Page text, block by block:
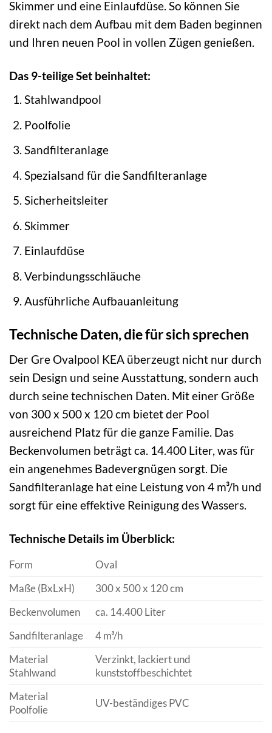
Skimmer und eine Einlaufdüse. So können Sie
direkt nach dem Aufbau mit dem Baden beginnen
und Ihren neuen Pool in vollen Zügen genießen.
Das 9-teilige Set beinhaltet:
Stahlwandpool
Poolfolie
Sandfilteranlage
Spezialsand für die Sandfilteranlage
Sicherheitsleiter
Skimmer
Einlaufdüse
Verbindungsschläuche
Ausführliche Aufbauanleitung
Technische Daten, die für sich sprechen
Der Gre Ovalpool KEA überzeugt nicht nur durch
sein Design und seine Ausstattung, sondern auch
durch seine technischen Daten. Mit einer Größe
von 300 x 500 x 120 cm bietet der Pool
ausreichend Platz für die ganze Familie. Das
Beckenvolumen beträgt ca. 14.400 Liter, was für
ein angenehmes Badevergnügen sorgt. Die
Sandfilteranlage hat eine Leistung von 4 m³/h und
sorgt für eine effektive Reinigung des Wassers.
Technische Details im Überblick:
Form
Oval
Maße (BxLxH)
300 x 500 x 120 cm
Beckenvolumen
ca. 14.400 Liter
Sandfilteranlage
4 m³/h
Material
Stahlwand
Verzinkt, lackiert und
kunststoffbeschichtet
Material
Poolfolie
UV-beständiges PVC